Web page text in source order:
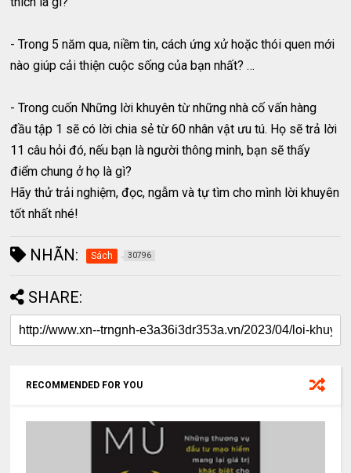
- Trong 5 năm qua, niềm tin, cách ứng xử hoặc thói quen mới
nào giúp cải thiện cuộc sống của bạn nhất? …
- Trong cuốn Những lời khuyên từ những nhà cố vấn hàng
đầu tập 1 sẽ có lời chia sẻ từ 60 nhân vật ưu tú. Họ sẽ trả lời
11 câu hỏi đó, nếu bạn là người thông minh, bạn sẽ thấy
điểm chung ở họ là gì?
Hãy thử trải nghiệm, đọc, ngẫm và tự tìm cho mình lời khuyên
tốt nhất nhé!
NHÃN: Sách 30796
SHARE:
RECOMMENDED FOR YOU